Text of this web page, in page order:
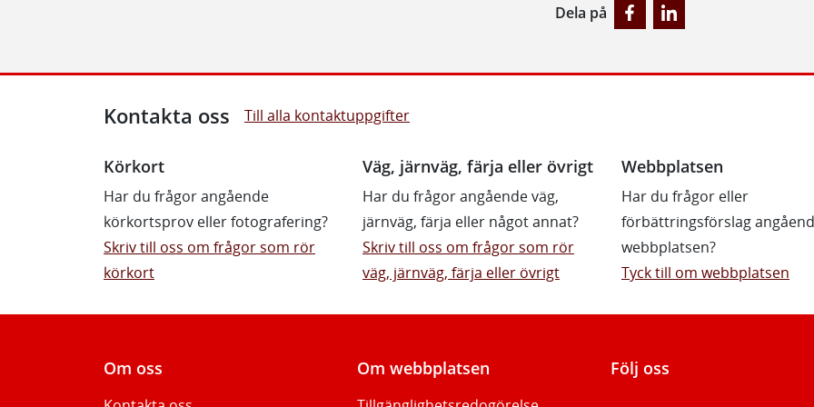
Dela på
Kontakta oss Till alla kontaktuppgifter
Körkort
Har du frågor angående
körkortsprov eller fotografering?
Skriv till oss om frågor som rör
körkort
Väg, järnväg, färja eller övrigt
Har du frågor angående väg,
järnväg, färja eller något annat?
Skriv till oss om frågor som rör
väg, järnväg, färja eller övrigt
Webbplatsen
Har du frågor eller
förbättringsförslag
webbplatsen?
Tyck till om webbplatsen
Om oss Om webbplatsen Följ oss